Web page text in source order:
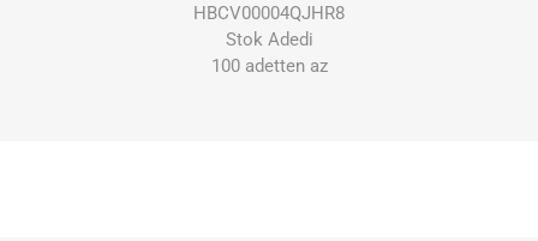
HBCV00004QJHR8
Stok Adedi
100 adetten az